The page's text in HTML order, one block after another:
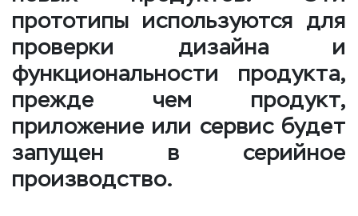
прототипы используются для
проверки дизайна и
функциональности продукта,
прежде чем продукт,
приложение или сервис будет
запущен в серийное
производство.